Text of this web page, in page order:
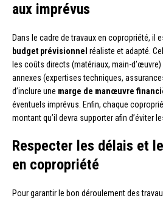
aux imprévus
Dans le cadre de travaux en copropriété, il
budget prévisionnel réaliste et adapté.
les coûts directs (matériaux, main-
annexes (expertises techniques,
d’inclure une marge de manœuvre
éventuels imprévus. Enfin, chaque
montant qu’il devra supporter afin d’éviter
Respecter les délais et
en copropriété
Pour garantir le bon déroulement des